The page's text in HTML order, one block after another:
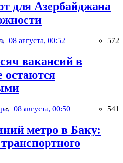
для Азербайджана
08 августа, 00:52 572
вакансий в
остаются
08 августа, 00:50 541
метро в Баку: